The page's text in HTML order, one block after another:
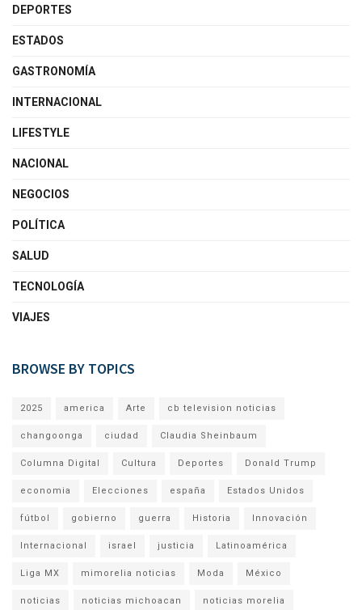
DEPORTES
ESTADOS
GASTRONOMÍA
INTERNACIONAL
LIFESTYLE
NACIONAL
NEGOCIOS
POLÍTICA
SALUD
TECNOLOGÍA
VIAJES
BROWSE BY TOPICS
2025 america Arte cb television noticias
changoonga ciudad Claudia Sheinbaum
Columna Digital Cultura Deportes Donald Trump
economia Elecciones españa Estados Unidos
fútbol gobierno guerra Historia Innovación
Internacional israel justicia Latinoamérica
Liga MX mimorelia noticias Moda México
noticias noticias michoacan noticias morelia